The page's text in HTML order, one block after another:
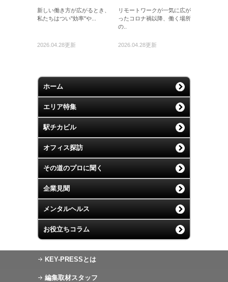
新しい働き方が広がるとき、
私たちはつい"効率"や...
2026.04.28更新
リモートワークが一気に広が
ったコロナ禍以降、働く場所
の..
2026.04.28更新
ホーム
エリア特集
駅チカビル
オフィス探訪
その道のプロに聞く
企業見聞
メンタルヘルス
お役立ちコラム
KEY-PRESSとは
編集取材スタッフ